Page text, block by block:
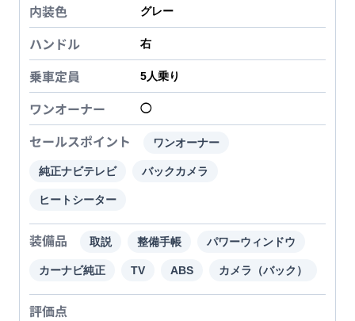
内装色 グレー
ハンドル 右
乗車定員 5人乗り
ワンオーナー ◯
セールスポイント ワンオーナー
純正ナビテレビ バックカメラ
ヒートシーター
装備品 取説 整備手帳 パワーウィンドウ
カーナビ純正 TV ABS カメラ（バック）
評価点